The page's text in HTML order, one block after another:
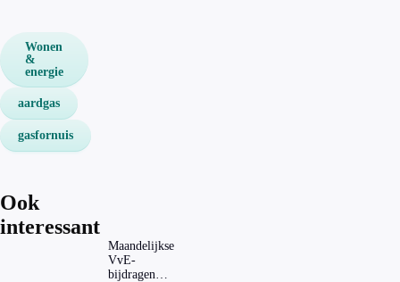
Wonen
&
energie
aardgas
gasfornuis
Ook
interessant
Maandelijkse
VvE-
bijdragen